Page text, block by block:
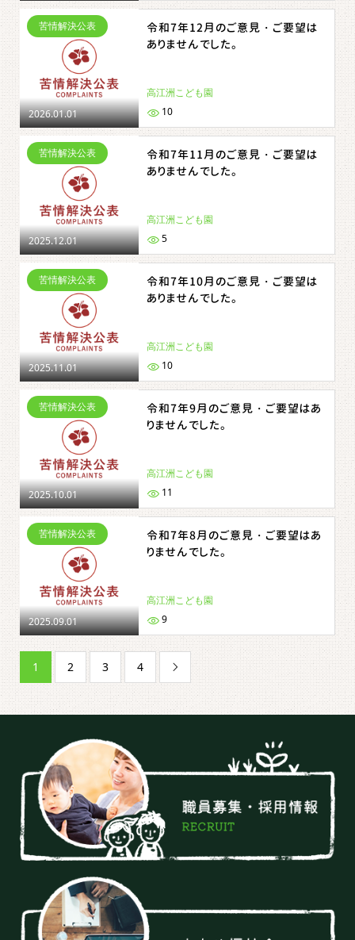
2026.01.01
苦情解決公表
令和7年12月のご意見・ご要望は
ありませんでした。
高江洲こども園
10
2025.12.01
苦情解決公表
令和7年11月のご意見・ご要望は
ありませんでした。
高江洲こども園
5
2025.11.01
苦情解決公表
令和7年10月のご意見・ご要望は
ありませんでした。
高江洲こども園
10
2025.10.01
苦情解決公表
令和7年9月のご意見・ご要望はあ
りませんでした。
高江洲こども園
11
2025.09.01
苦情解決公表
令和7年8月のご意見・ご要望はあ
りませんでした。
高江洲こども園
9
1 2 3 4 